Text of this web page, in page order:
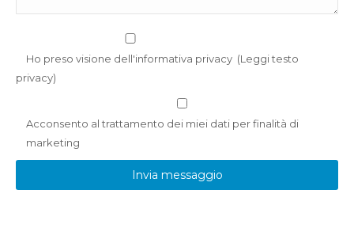
Ho preso visione dell'informativa privacy (Leggi testo
privacy)
Acconsento al trattamento dei miei dati per finalità di
marketing